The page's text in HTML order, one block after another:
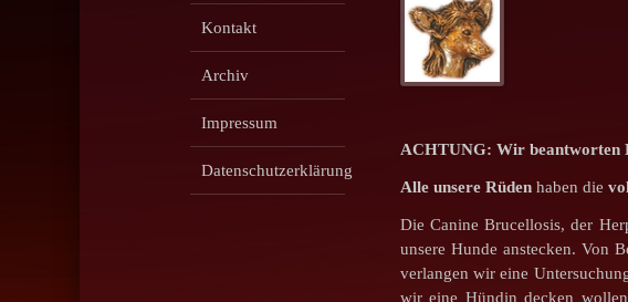
Kontakt
Archiv
Impressum
Datenschutzerklärung
ACHTUNG: Wir beantworten
Alle unsere Rüden haben die
Die Canine Brucellosis, der
unsere Hunde anstecken. Von
verlangen wir eine
wir eine Hündin decken